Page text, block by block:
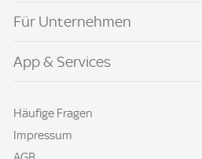
Für Unternehmen
App & Services
Häufige Fragen
Impressum